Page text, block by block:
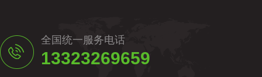
全国统一服务电话
13323269659